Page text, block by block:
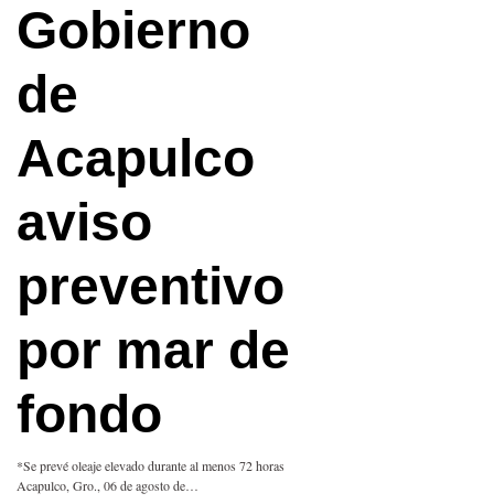
Gobierno
de
Acapulco
aviso
preventivo
por mar de
fondo
*Se prevé oleaje elevado durante al menos 72 horas
Acapulco, Gro., 06 de agosto de…